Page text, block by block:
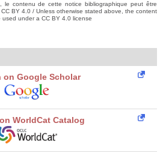
le contenu de cette notice bibliographique peut être
BY 4.0 / Unless otherwise stated above, the content
under a CC BY 4.0 license
on Google Scholar
WorldCat Catalog